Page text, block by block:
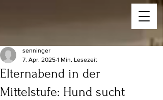
Elternabend in der
Mittelstufe: Hund sucht
senninger
7. Apr. 2025 1 Min. Lesezeit